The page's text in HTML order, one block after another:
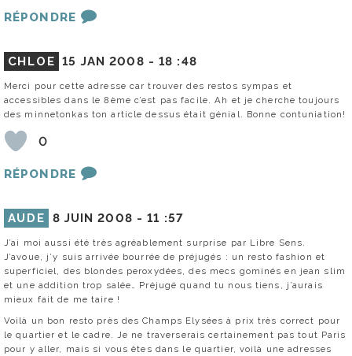
RÉPONDRE
CHLOE 15 JAN 2008 -18 :48
Merci pour cette adresse car trouver des restos sympas et
accessibles dans le 8ème c’est pas facile. Ah et je cherche toujours
des minnetonkas ton article dessus était génial. Bonne contuniation!
0
RÉPONDRE
AUDE 8 JUIN 2008 -11 :57
J’ai moi aussi été très agréablement surprise par Libre Sens.
J’avoue, j’y suis arrivée bourrée de préjugés : un resto fashion et
superficiel, des blondes peroxydées, des mecs gominés en jean slim
et une addition trop salée… Préjugé quand tu nous tiens, j’aurais
mieux fait de me taire !
Voilà un bon resto près des Champs Elysées à prix très correct pour
le quartier et le cadre. Je ne traverserais certainement pas tout Paris
pour y aller, mais si vous êtes dans le quartier, voilà une adresses